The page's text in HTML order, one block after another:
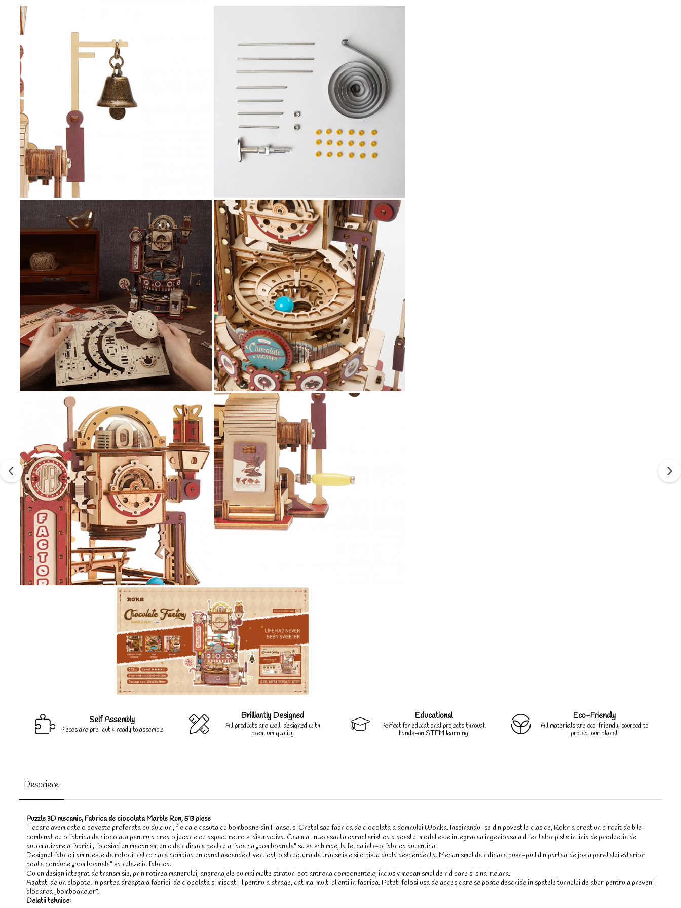
Self Assembly
Pieces are pre-cut & ready to assemble
Brilliantly Designed
All products are well-designed with
premium quality
Educational
Perfect for educational projects through
hands-on STEM learning
Eco-Friendly
All materials are eco-friendly sourced to
protect our planet
Descriere
Puzzle 3D mecanic, Fabrica de ciocolata Marble Run, 513 piese
Fiecare avem cate o poveste preferata cu dulciuri, fie ca e casuta cu bomboane din Hansel si Gretel sau fabrica de ciocolata a domnului Wonka. Inspirandu-se din povestile clasice, Rokr a creat un circuit de bile
combinat cu o fabrica de ciocolata pentru a crea o jucarie cu aspect retro si distractiva. Cea mai interesanta caracteristica a acestui model este integrarea ingenioasa a diferitelor piste in linia de productie de
automatizare a fabricii, folosind un mecanism unic de ridicare pentru a face ca „bomboanele” sa se schimbe, la fel ca intr-o fabrica autentica.
Designul fabricii aminteste de robotii retro care combina un canal ascendent vertical, o structura de transmisie si o pista dubla descendenta. Mecanismul de ridicare push-pull din partea de jos a peretelui exterior
poate conduce „bomboanele” sa ruleze in fabrica.
Cu un design integrat de transmisie, prin rotirea manerului, angrenajele cu mai multe straturi pot antrena componentele, inclusiv mecanismul de ridicare si sina inelara.
Agatati de un clopotel in partea dreapta a fabricii de ciocolata si miscati-l pentru a atrage, cat mai multi clienti in fabrica. Puteti folosi usa de acces care se poate deschide in spatele turnului de abur pentru a preveni
blocarea „bomboanelor”.
Delatii tehnice: